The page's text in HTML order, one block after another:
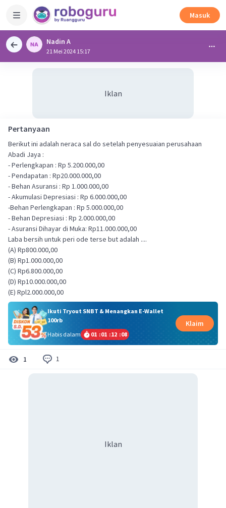
Masuk
Nadin A
21 Mei 2024 15:17
Iklan
Pertanyaan
Berikut ini adalah neraca sal do setelah penyesuaian perusahaan
Abadi Jaya :
- Perlengkapan : Rp 5.200.000,00
- Pendapatan : Rp20.000.000,00
- Behan Asuransi : Rp 1.000.000,00
- Akumulasi Depresiasi : Rp 6.000.000,00
-Behan Perlengkapan : Rp 5.000.000,00
- Behan Depresiasi : Rp 2.000.000,00
- Asuransi Dihayar di Muka: Rp11.000.000,00
Laba bersih untuk peri ode terse but adalah ....
(A) Rp800.000,00
(B) Rp1.000.000,00
(C) Rp6.800.000,00
(D) Rp10.000.000,00
(E) Rpl2.000.000,00
Ikuti Tryout SNBT & Menangkan E-Wallet
100rb
Habis dalam
01 :01 :12 :08
Klaim
1 1
Iklan